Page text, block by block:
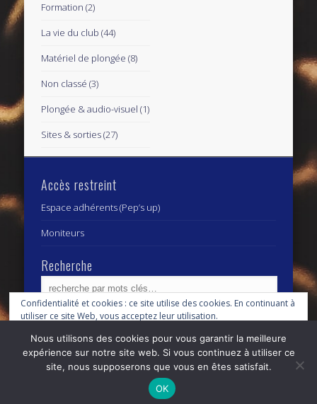
Formation (2)
La vie du club (44)
Matériel de plongée (8)
Non classé (3)
Plongée & audio-visuel (1)
Sites & sorties(27)
Accès restreint
Espace adhérents (Pep’s up)
Moniteurs
Recherche
Archives
Archives
© 2026 Centre Subaquatique Orléanais - club fédéral
Confidentialité et cookies : ce site utilise des cookies. En continuant à
utiliser ce site Web, vous acceptez leur utilisation.
Pour en savoir plus, notamment sur la façon de contrôler les cookies,
consultez :Politique relative aux cookies
Nous utilisons des cookies pour vous garantir la meilleure
expérience sur notre site web. Si vous continuez à utiliser ce
site, nous supposerons que vous en êtes satisfait.
OK